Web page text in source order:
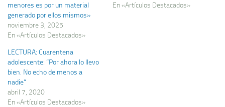
menores es por un material
generado por ellos mismos»
noviembre 3, 2025
En «Artículos Destacados»
En «Artículos Destacados»
LECTURA: Cuarentena
adolescente: “Por ahora lo llevo
bien. No echo de menos a
nadie”
abril 7, 2020
En «Artículos Destacados»